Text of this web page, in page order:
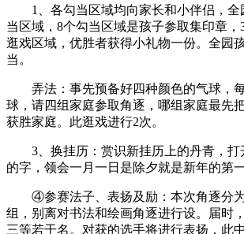
1、各勾当区域均向家长和小伴侣，全
当区域，8个勾当区域是孩子参取集印章
逛戏区域，优胜者获得小礼物一份。全园
当。
弄法：事先预备好四种颜色的气球，
球，请四组家庭参取角逐，哪组家庭最先
获胜家庭。此逛戏进行2次。
3、换挂历：赏识新挂历上的丹青，打
的字，领会一月一日是除夕就是新年的第一
④参赛法子、表扬及励：本次角逐分为
组，别离对书法和绘画角逐进行设。届时
三等若干名。对获的选手将进行表扬，此